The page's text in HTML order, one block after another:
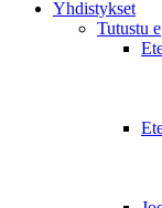
Yhdistykset
Tutustu